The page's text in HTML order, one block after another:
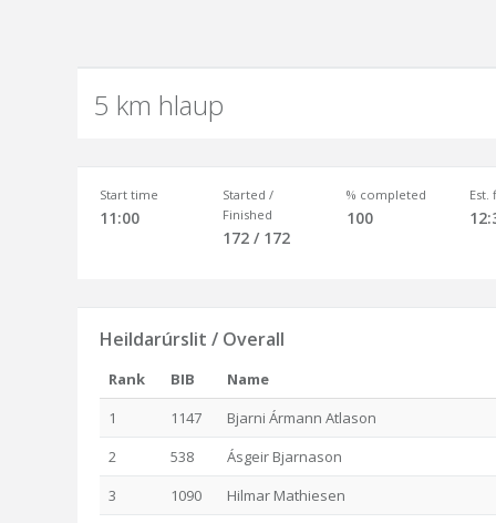
5 km hlaup
Start time
11:00
Started /
Finished
172 / 172
% completed
100
Est.
Heildarúrslit / Overall
Rank BIB
Name
1
1147
Bjarni Ármann Atlason
2
538
Ásgeir Bjarnason
3
1090
Hilmar Mathiesen